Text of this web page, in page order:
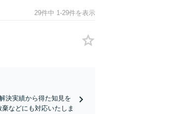
29件中 1-29件を表示
決実績から得た知見を
などにも対応いたしま